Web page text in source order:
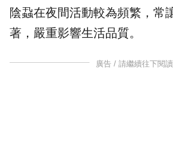
陰蝨在夜間活動較為頻繁，常
著，嚴重影響生活品質。
廣告 / 請繼續往下閱讀